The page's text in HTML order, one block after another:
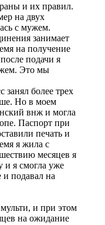
и их правил.
на двух
с мужем.
занимает
на получение
подачи я
Это мы
более трех
Но в моем
внж и могла
Паспорт при
печать и
я жила с
месяцев я
и я смогла уже
подавал на
и при этом
на ожидание